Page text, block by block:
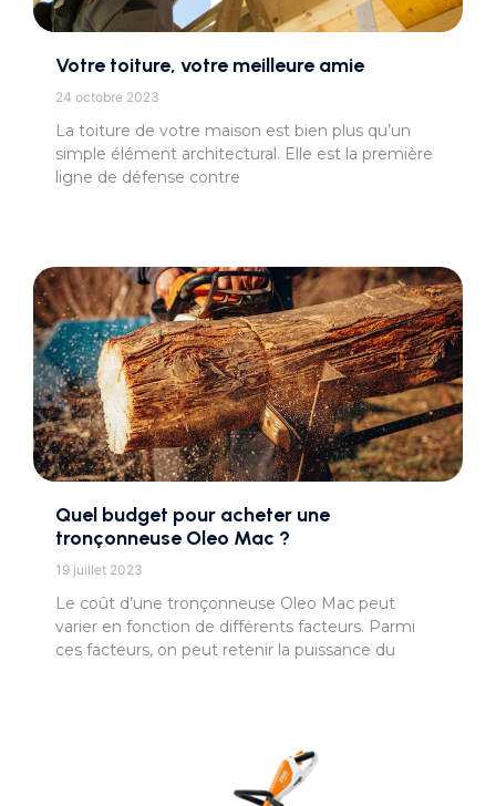
Votre toiture, votre meilleure amie
24 octobre 2023
La toiture de votre maison est bien plus qu’un
simple élément architectural. Elle est la première
ligne de défense contre
Quel budget pour acheter une
tronçonneuse Oleo Mac ?
19 juillet 2023
Le coût d’une tronçonneuse Oleo Mac peut
varier en fonction de différents facteurs. Parmi
ces facteurs, on peut retenir la puissance du